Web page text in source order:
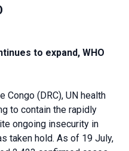
to expand, WHO
Congo (DRC), UN health
to contain the rapidly
ongoing insecurity in
taken hold. As of 19 July,